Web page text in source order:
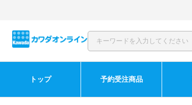
トップ 予約受注商品